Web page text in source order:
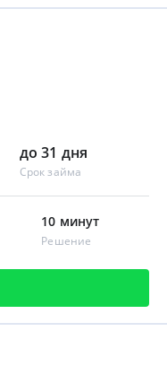
до 31 дня
Срок займа
10 минут
Решение